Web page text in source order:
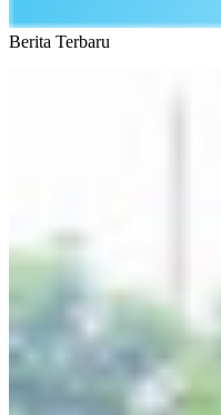
Berita Terbaru